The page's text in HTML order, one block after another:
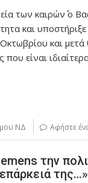
των καιρών΄΄ ο
και
και
είναι
ΝΔ Αφήστε
την
της…»